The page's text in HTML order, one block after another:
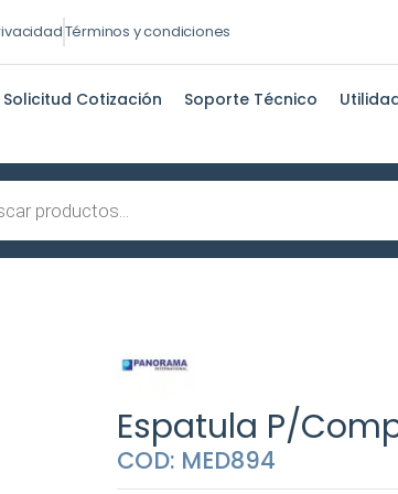
Términos y condiciones
Solicitud Cotización Soporte Técnico
Espatula P/
COD: MED894